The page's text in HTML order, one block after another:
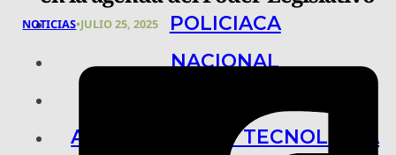
POLICIACA
NACIONAL
ARTE, CIENCIA Y TECNOLOGÍA
NOTICIAS•JULIO 25, 2025